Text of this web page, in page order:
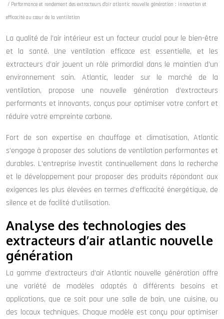
/ Performance et rendement des extracteurs d’air atlantic nouvelle génération : innovation et
efficacité au cœur de la ventilation
La qualité de l’air intérieur est un facteur crucial pour le bien-être
et la santé. Une ventilation efficace est essentielle, et les
extracteurs d’air jouent un rôle primordial dans le maintien d’un
environnement sain. Atlantic, leader sur le marché de la
ventilation, propose une nouvelle génération d’extracteurs
performants et innovants, conçus pour optimiser votre confort et
réduire votre empreinte carbone.
Fort de son expertise en chauffage et climatisation, Atlantic
s’engage à proposer des solutions de ventilation performantes et
durables. L’entreprise investit continuellement dans la recherche
et le développement pour proposer des produits répondant aux
exigences les plus élevées en termes d’efficacité énergétique, de
silence et de facilité d’utilisation.
Analyse des technologies des
extracteurs d’air atlantic nouvelle
génération
La gamme d’extracteurs d’air Atlantic nouvelle génération offre
une variété de modèles adaptés à différents besoins et
applications, que ce soit pour une salle de bain, une cuisine, ou
des locaux techniques. Chaque modèle est conçu pour optimiser